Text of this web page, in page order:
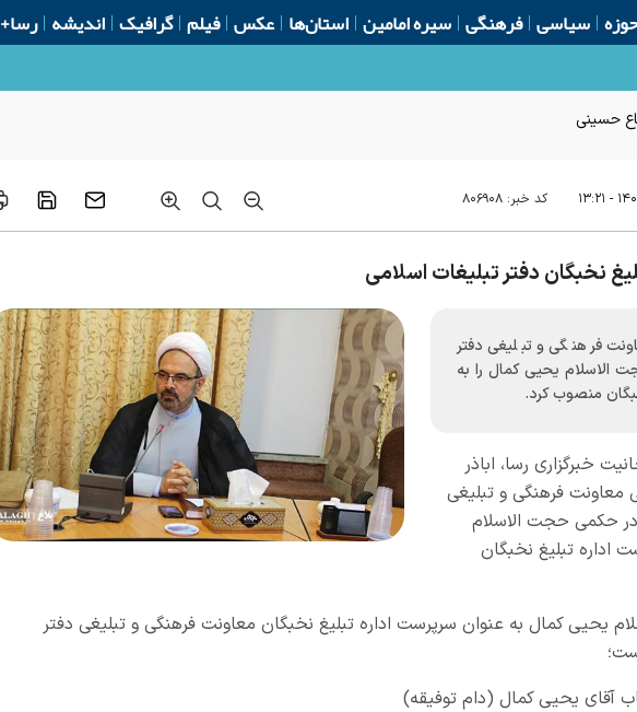
حوزه سیاسی فرهنگی سیره امامین استان‌ها عکس فیلم گرافیک اندیشه رسا+
حسینی
کد خبر: ۸۰۶۹۰۸
نخبگان دفتر تبلیغات اسلامی
فرهنگی و تبلیغی دفتر
الاسلام یحیی کمال را به
منصوب کرد.
خبرگزاری رسا، اباذر
فرهنگی و تبلیغی
در حکمی حجت الاسلام
اداره تبلیغ نخبگان
یحیی کمال به عنوان سرپرست اداره تبلیغ نخبگان معاونت فرهنگی و تبلیغی دفتر
آقای یحیی کمال (دام توفیقه)